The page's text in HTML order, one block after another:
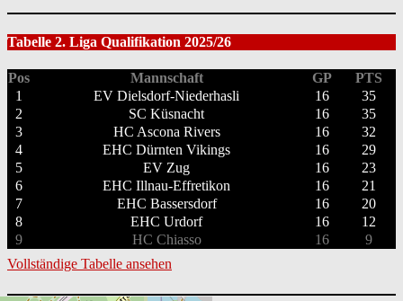
Tabelle 2. Liga Qualifikation 2025/26
Pos Mannschaft GP
PTS
1
EV Dielsdorf-Niederhasli 16
35
2
SC Küsnacht 16
35
3
HC Ascona Rivers 16
32
4
EHC Dürnten Vikings 16
29
5
EV Zug 16
23
6
EHC Illnau-Effretikon 16
21
7
EHC Bassersdorf 16
20
8
EHC Urdorf 16
12
9
HC Chiasso 16
9
Vollständige Tabelle ansehen